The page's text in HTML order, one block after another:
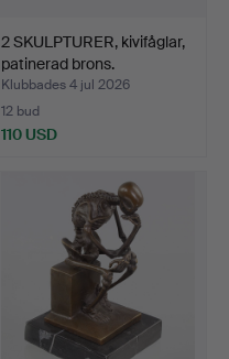
2 SKULPTURER, kivifåglar,
patinerad brons.
Klubbades 4 jul 2026
12 bud
110 USD